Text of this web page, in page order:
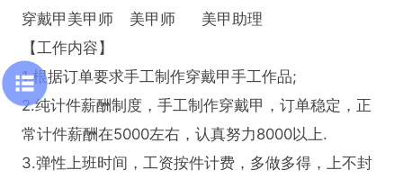
穿戴甲美甲师	美甲师	美甲助理
【工作内容】
1.根据订单要求手工制作穿戴甲手工作品;
2.纯计件薪酬制度，手工制作穿戴甲，订单稳定，正
常计件薪酬在5000左右，认真努力8000以上.
3.弹性上班时间，工资按件计费，多做多得，上不封